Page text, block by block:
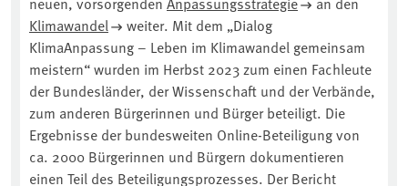
Klimawandel
⁠ weiter. Mit dem „Dialog
KlimaAnpassung – Leben im Klimawandel gemeinsam
meistern“ wurden im Herbst 2023 zum einen Fachleute
der Bundesländer, der Wissenschaft und der Verbände,
zum anderen Bürgerinnen und Bürger beteiligt. Die
Ergebnisse der bundesweiten Online-Beteiligung von
ca. 2000 Bürgerinnen und Bürgern dokumentieren
einen Teil des Beteiligungsprozesses. Der Bericht